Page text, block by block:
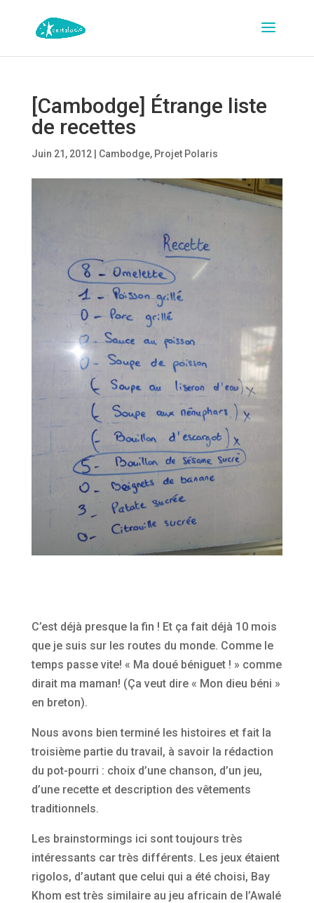
[Cambodge] Étrange liste
de recettes
Juin 21, 2012| Cambodge, Projet Polaris
C’est déjà presque la fin ! Et ça fait déjà 10 mois
que je suis sur les routes du monde. Comme le
temps passe vite! « Ma doué béniguet ! » comme
dirait ma maman! (Ça veut dire « Mon dieu béni »
en breton).
Nous avons bien terminé les histoires et fait la
troisième partie du travail, à savoir la rédaction
du pot-pourri : choix d’une chanson, d’un jeu,
d’une recette et description des vêtements
traditionnels.
Les brainstormings ici sont toujours très
intéressants car très différents. Les jeux étaient
rigolos, d’autant que celui qui a été choisi, Bay
Khom est très similaire au jeu africain de l’Awalé